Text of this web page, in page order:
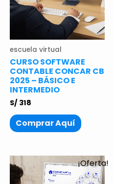
escuela virtual
CURSO SOFTWARE
CONTABLE CONCAR CB
2025 – BÁSICO E
INTERMEDIO
S/ 318
Comprar Aquí
¡Oferta!